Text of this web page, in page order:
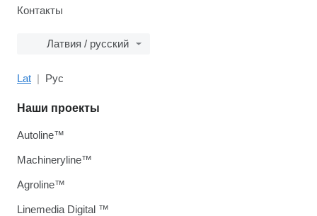
Контакты
Латвия / русский
Lat Рус
Наши проекты
Autoline™
Machineryline™
Agroline™
Linemedia Digital ™